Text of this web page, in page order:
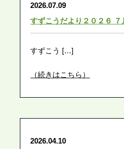
2026.07.09
すずこうだより２０２６
すずこう […]
（続きはこちら）
2026.04.10